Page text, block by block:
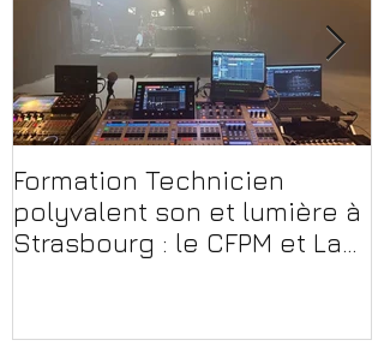
Formation Technicien
polyvalent son et lumière à
Strasbourg : le CFPM et La